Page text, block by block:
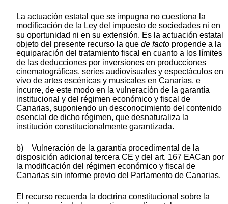
La actuación estatal que se impugna no cuestiona la
modificación de la Ley del impuesto de sociedades ni en
su oportunidad ni en su extensión. Es la actuación estatal
objeto del presente recurso la que de facto propende a la
equiparación del tratamiento fiscal en cuanto a los límites
de las deducciones por inversiones en producciones
cinematográficas, series audiovisuales y espectáculos en
vivo de artes escénicas y musicales en Canarias, e
incurre, de este modo en la vulneración de la garantía
institucional y del régimen económico y fiscal de
Canarias, suponiendo un desconocimiento del contenido
esencial de dicho régimen, que desnaturaliza la
institución constitucionalmente garantizada.
b) Vulneración de la garantía procedimental de la
disposición adicional tercera CE y del art. 167 EACan por
la modificación del régimen económico y fiscal de
Canarias sin informe previo del Parlamento de Canarias.
El recurso recuerda la doctrina constitucional sobre la